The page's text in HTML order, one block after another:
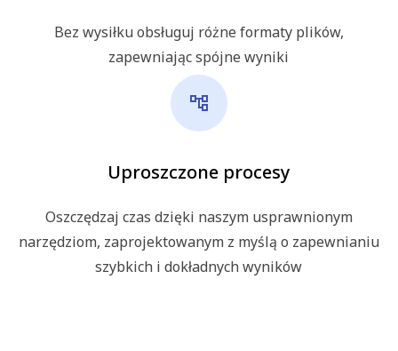
Bez wysiłku obsługuj różne formaty plików,
zapewniając spójne wyniki
Uproszczone procesy
Oszczędzaj czas dzięki naszym usprawnionym
narzędziom, zaprojektowanym z myślą o zapewnianiu
szybkich i dokładnych wyników